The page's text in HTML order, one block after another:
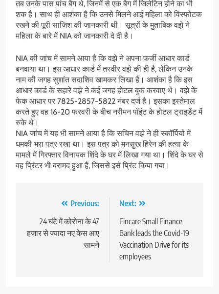
तब उनके पास पांच बैग थे, जिनमें से एक बैग में जिलेटिन होने का भी
शक है। साथ ही आशंका है कि उनसे मिलने आई महिला को विस्फोटक
रखने की पूरी साजिश की जानकारी थी। सूत्रों के मुताबिक वझे ने
महिला के बारे में NIA को जानकारी दे दी है।
NIA की जांच में सामने आया है कि वझे ने अपना फर्जी आधार कार्ड
बनवाया था। इस आधार कार्ड में तस्वीर वझे की ही है, लेकिन उनके
नाम की जगह सुशांत सदाशिव खामकर लिखा है। आशंका है कि इस
आधार कार्ड के सहारे वझे ने कई जगह होटल बुक करवाए थे। वझे के
फेक आधार पर 7825-2857-5822 नंबर दर्ज है। इसका इस्तेमाल
करते हुए वह 16-20 फरवरी के बीच नरीमन पॉइंट के होटल ट्राइडेंट में
रुके थे।
NIA जांच में यह भी सामने आया है कि सचिन वझे ने ही स्कॉर्पियो में
धमकी भरा पत्र रखा था। इस पत्र को मनसुख हिरेन की हत्या के
मामले में गिरफ्तार विनायक शिंदे के घर में लिखा गया था। शिंदे के घर से
वह प्रिंटर भी बरामद हुआ है, जिससे इसे प्रिंट किया गया।
navigation
Previous:
24 घंटे में कोरोना के 47
हजार से ज्यादा नए केस आए
सामने
Next:
Fincare Small Finance
Bank leads the Covid-19
Vaccination Drive for its
employees